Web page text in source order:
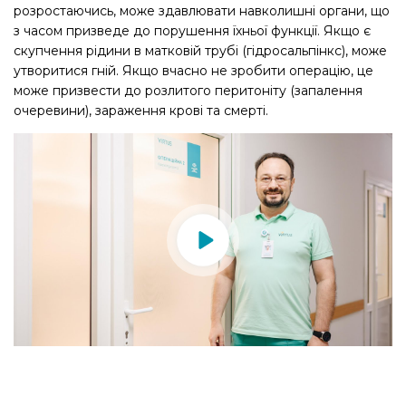
розростаючись, може здавлювати навколишні органи, що
з часом призведе до порушення їхньої функції. Якщо є
скупчення рідини в матковій трубі (гідросальпінкс), може
утворитися гній. Якщо вчасно не зробити операцію, це
може призвести до розлитого перитоніту (запалення
очеревини), зараження крові та смерті.